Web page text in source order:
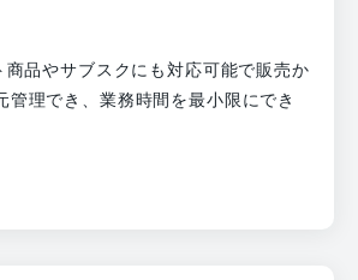
品やサブスクにも対応可能で販売か
管理でき、業務時間を最小限にでき